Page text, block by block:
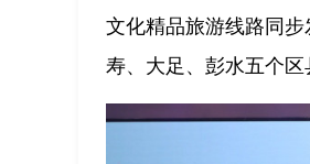
文化精品旅游线路同
寿、大足、彭水五个区